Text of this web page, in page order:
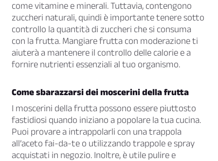
come vitamine e minerali. Tuttavia, contengono
zuccheri naturali, quindi è importante tenere sotto
controllo la quantità di zuccheri che si consuma
con la frutta. Mangiare frutta con moderazione ti
aiuterà a mantenere il controllo delle calorie e a
fornire nutrienti essenziali al tuo organismo.
Come sbarazzarsi dei moscerini della frutta
I moscerini della frutta possono essere piuttosto
fastidiosi quando iniziano a popolare la tua cucina.
Puoi provare a intrappolarli con una trappola
all’aceto fai-da-te o utilizzando trappole e spray
acquistati in negozio. Inoltre, è utile pulire e